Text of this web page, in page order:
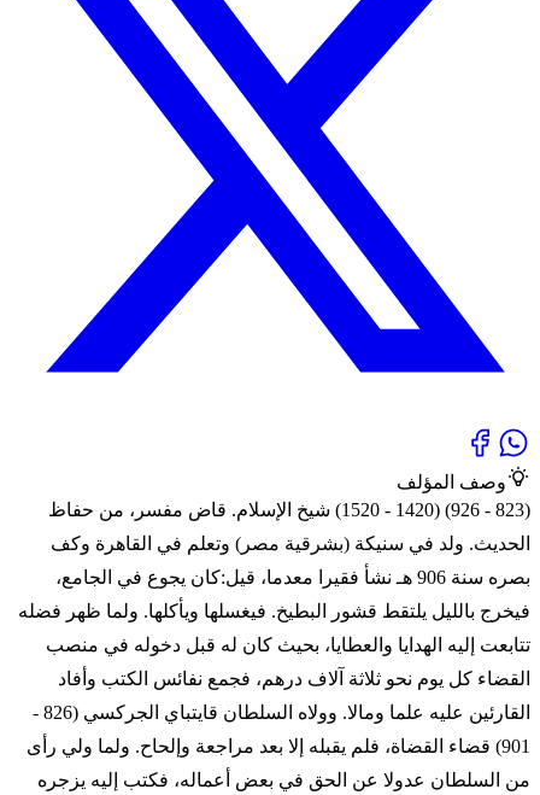
وصف المؤلف
(823 - 926) (1420 - 1520) شيخ الإسلام. قاض مفسر، من حفاظ
الحديث. ولد في سنيكة (بشرقية مصر) وتعلم في القاهرة وكف
بصره سنة 906 هـ نشأ فقيرا معدما، قيل:كان يجوع في الجامع،
فيخرج بالليل يلتقط قشور البطيخ. فيغسلها ويأكلها. ولما ظهر فضله
تتابعت إليه الهدايا والعطايا، بحيث كان له قبل دخوله في منصب
القضاء كل يوم نحو ثلاثة آلاف درهم، فجمع نفائس الكتب وأفاد
القارئين عليه علما ومالا. وولاه السلطان قايتباي الجركسي (826 -
901) قضاء القضاة، فلم يقبله إلا بعد مراجعة وإلحاح. ولما ولي رأى
من السلطان عدولا عن الحق في بعض أعماله، فكتب إليه يزجره